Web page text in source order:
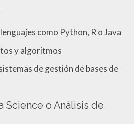
como Python, R o Java
y algoritmos
de gestión de bases de
Science o Análisis de